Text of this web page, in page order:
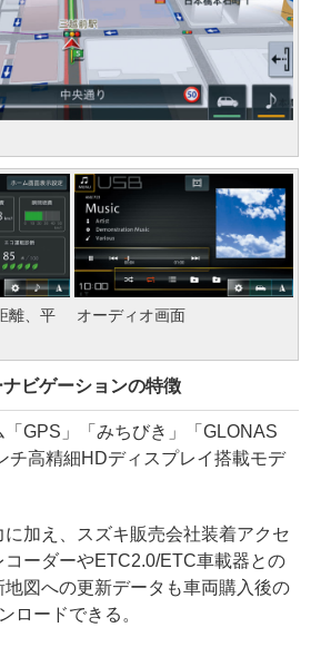
離、平
オーディオ画面
ビゲーションの特徴
「GPS」「みちびき」「GLONAS
チ高精細HDディスプレイ搭載モデ
に加え、スズキ販売会社装着アクセ
ーダーやETC2.0/ETC車載器との
図への更新データも車両購入後の
ロードできる。